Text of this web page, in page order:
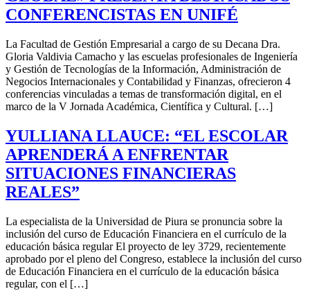
CONFERENCISTAS EN UNIFÉ
La Facultad de Gestión Empresarial a cargo de su Decana Dra.
Gloria Valdivia Camacho y las escuelas profesionales de Ingeniería
y Gestión de Tecnologías de la Información, Administración de
Negocios Internacionales y Contabilidad y Finanzas, ofrecieron 4
conferencias vinculadas a temas de transformación digital, en el
marco de la V Jornada Académica, Científica y Cultural. […]
YULLIANA LLAUCE: “EL ESCOLAR
APRENDERÁ A ENFRENTAR
SITUACIONES FINANCIERAS
REALES”
La especialista de la Universidad de Piura se pronuncia sobre la
inclusión del curso de Educación Financiera en el currículo de la
educación básica regular El proyecto de ley 3729, recientemente
aprobado por el pleno del Congreso, establece la inclusión del curso
de Educación Financiera en el currículo de la educación básica
regular, con el […]